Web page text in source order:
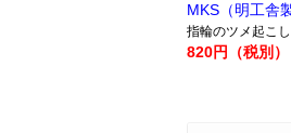
MKS（明工舎
指輪のツメ起こ
820円（税別）